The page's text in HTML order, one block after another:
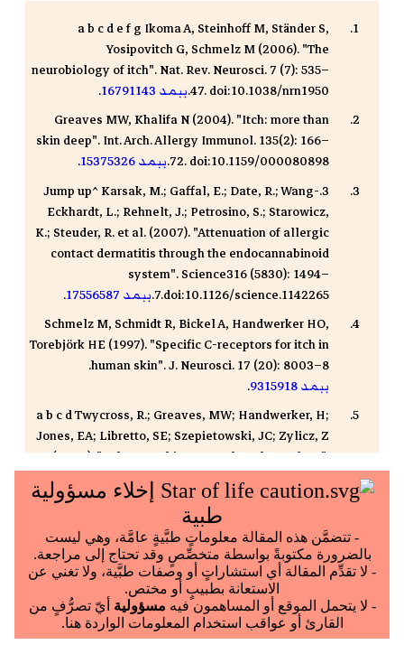
a b c d e f g Ikoma A, Steinhoff M, Ständer S,
Yosipovitch G, Schmelz M (2006). "The
neurobiology of itch". Nat. Rev. Neurosci. 7 (7): 535–
47. doi:10.1038/nrn1950.ببمد 16791143
.
Greaves MW, Khalifa N (2004). "Itch: more than
skin deep". Int. Arch. Allergy Immunol. 135(2): 166–
72. doi:10.1159/000080898. ببمد15375326
.
3.Jump up^ Karsak, M.; Gaffal, E.; Date, R.; Wang-
Eckhardt, L.; Rehnelt, J.; Petrosino, S.; Starowicz,
K.; Steuder, R. et al. (2007). "Attenuation of allergic
contact dermatitis through the endocannabinoid
system". Science316 (5830): 1494–
7.doi:10.1126/science.1142265. ببمد 17556587
.
Schmelz M, Schmidt R, Bickel A, Handwerker HO,
Torebjörk HE (1997). "Specific C-receptors for itch in
human skin". J. Neurosci. 17 (20): 8003–8.
ببمد9315918
.
a b c d Twycross, R.; Greaves, MW; Handwerker, H;
Jones, EA; Libretto, SE; Szepietowski, JC; Zylicz, Z
(2003). "Itch: scratching more than the surface".
QJM 96 (1): 7–26.
doi:10.1093/qjmed/hcg002.ببمد12509645
.
Bernhard JD (2005). "Itch and pruritus: what are
they, and how should itches be
classified?".DermatolTher 18 (4): 288–
91.doi:10.1111/j.1529-
8019.2005.00040.x.ببمد16296999
.
Jump up to:a b c d Twycross, R.; Greaves, MW;